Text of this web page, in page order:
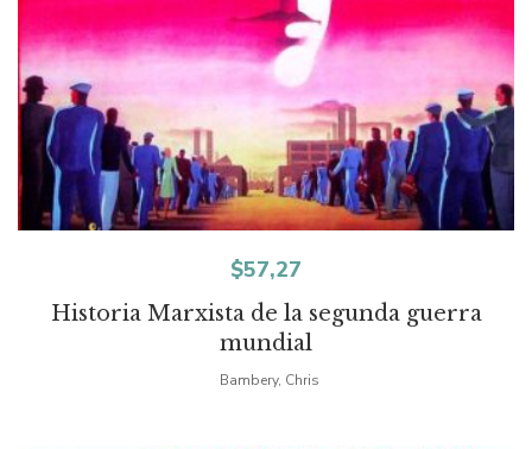
Historia Marxista de la segunda guerra
mundial
$57,27
Bambery, Chris